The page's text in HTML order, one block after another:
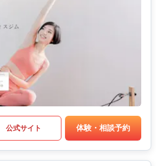
公式サイト 体験・相談予約